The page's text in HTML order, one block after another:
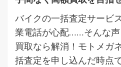
バイクの一括査定サービ
業電話が心配……そんな声
買取なら解消！モトメガ
括査定を申し込んだ時点